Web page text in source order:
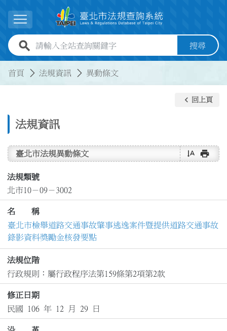
展開選單
全站查詢關鍵字欄位 搜尋
首頁 法規資訊 異動條文
法規資訊
keyboard_arrow_left 回上頁
臺北市法規異動條文 text_rotate_vertical print
法規類號
北市10－09－3002
名 稱
臺北市檢舉道路交通事故肇事逃逸案件暨提供道路交通事故
錄影資料獎勵金核發要點
法規位階
行政規則：屬行政程序法第159條第2項第2款
修正日期
民國 106 年 12 月 29 日